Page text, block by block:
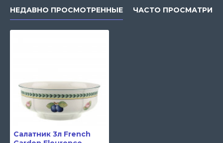
НЕДАВНО ПРОСМОТРЕННЫЕ ЧАСТО
Салатник 3л French